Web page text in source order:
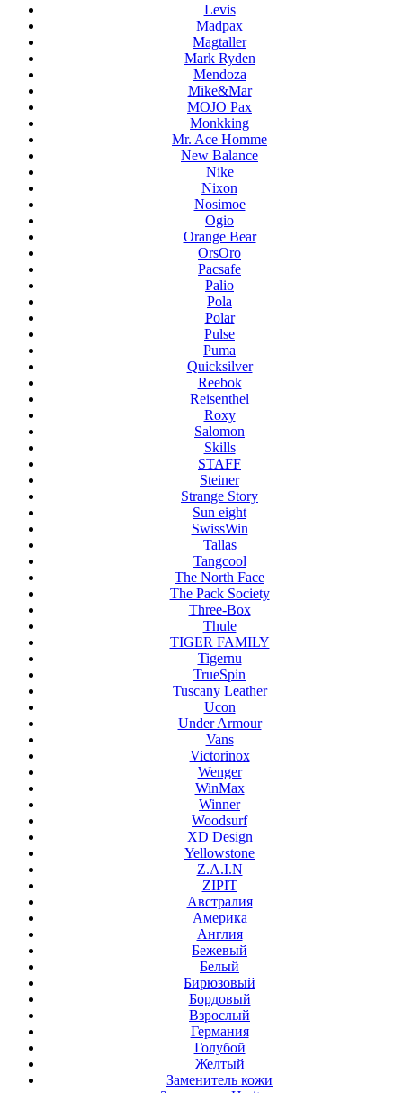
Levis
Madpax
Magtaller
Mark Ryden
Mendoza
Mike&Mar
MOJO Pax
Monkking
Mr. Ace Homme
New Balance
Nike
Nixon
Nosimoe
Ogio
Orange Bear
OrsOro
Pacsafe
Palio
Pola
Polar
Pulse
Puma
Quicksilver
Reebok
Reisenthel
Roxy
Salomon
Skills
STAFF
Steiner
Strange Story
Sun eight
SwissWin
Tallas
Tangcool
The North Face
The Pack Society
Three-Box
Thule
TIGER FAMILY
Tigernu
TrueSpin
Tuscany Leather
Ucon
Under Armour
Vans
Victorinox
Wenger
WinMax
Winner
Woodsurf
XD Design
Yellowstone
Z.A.I.N
ZIPIT
Австралия
Америка
Англия
Бежевый
Белый
Бирюзовый
Бордовый
Взрослый
Германия
Голубой
Желтый
Заменитель кожи